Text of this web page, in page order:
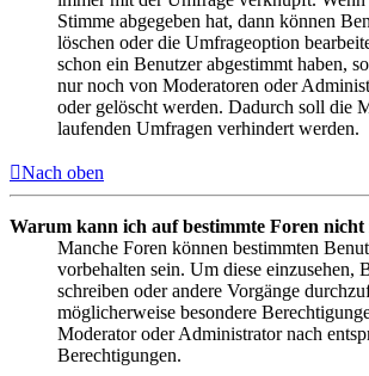
Stimme abgegeben hat, dann können
löschen oder die Umfrageoption
schon ein Benutzer abgestimmt haben,
nur noch von Moderatoren oder
oder gelöscht werden. Dadurch soll die
laufenden Umfragen verhindert werden.
Nach oben
Warum kann ich auf bestimmte Foren nicht
Manche Foren können bestimmten
vorbehalten sein. Um diese einzusehen,
schreiben oder andere Vorgänge
möglicherweise besondere
Moderator oder Administrator nach
Berechtigungen.